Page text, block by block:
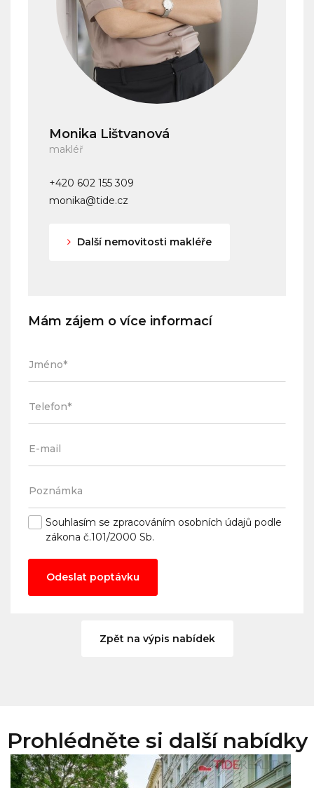
Monika Lištvanová
makléř
+420 602 155 309
monika@tide.cz
Další nemovitosti makléře
Mám zájem o více informací
Souhlasím se zpracováním osobních údajů podle
zákona č.101/2000 Sb.
Odeslat poptávku
Zpět na výpis nabídek
Prohlédněte si další nabídky